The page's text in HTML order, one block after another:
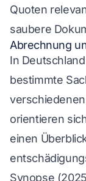
Quoten
saubere
Abrechnung
In
bestimmte
orientieren
einen
Synopse